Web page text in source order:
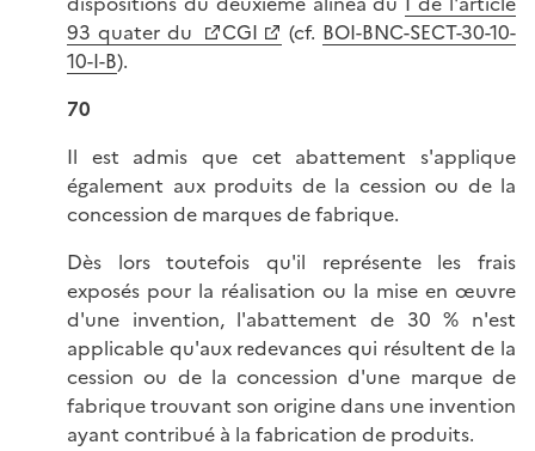
93 quater du
CGI (cf. BOI-BNC-SECT-30-10-
10-I-B).
70
Il est admis que cet abattement s'applique
également aux produits de la cession ou de la
concession de marques de fabrique.
Dès lors toutefois qu'il représente les frais
exposés pour la réalisation ou la mise en œuvre
d'une invention, l'abattement de 30 % n'est
applicable qu'aux redevances qui résultent de la
cession ou de la concession d'une marque de
fabrique trouvant son origine dans une invention
ayant contribué à la fabrication de produits.